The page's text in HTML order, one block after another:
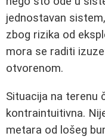
jednostavan
zbog rizika od
mora se raditi
otvorenom.
Situacija na terenu
kontraintuitivna.
metara od lošeg